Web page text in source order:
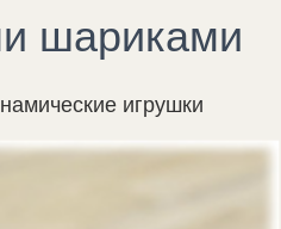
шариками
игрушки